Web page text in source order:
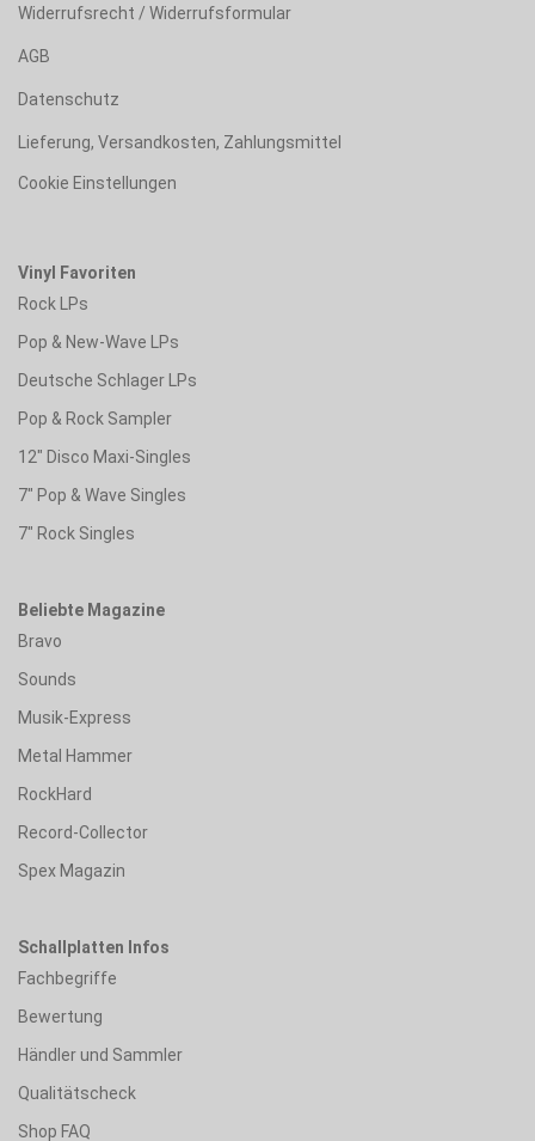
Widerrufsrecht / Widerrufsformular
AGB
Datenschutz
Lieferung, Versandkosten, Zahlungsmittel
Cookie Einstellungen
Vinyl Favoriten
Rock LPs
Pop & New-Wave LPs
Deutsche Schlager LPs
Pop & Rock Sampler
12" Disco Maxi-Singles
7" Pop & Wave Singles
7" Rock Singles
Beliebte Magazine
Bravo
Sounds
Musik-Express
Metal Hammer
RockHard
Record-Collector
Spex Magazin
Schallplatten Infos
Fachbegriffe
Bewertung
Händler und Sammler
Qualitätscheck
Shop FAQ